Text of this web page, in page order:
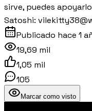
sirve, puedes
Satoshi:
Publicado hace 1
19,69 mil
1,05 mil
105
Marcar como visto